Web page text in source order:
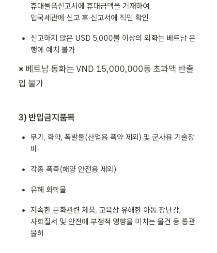
휴대물품신고서에 휴대금액을 기재하여
입국세관에 신고 후 신고서에 직인 확인
신고하지 않은 USD 5,000불 이상의 외화는 베트남 은
행에 예치 불가
※ 베트남 동화는 VND 15,000,000동 초과액 반출
입 불가
3) 반입금지품목
무기, 화약, 폭발물(산업용 폭약 제외) 및 군사용 기술장
비
각종 폭죽(해양 안전용 제외)
유해 화학물
저속한 문화관련 제품, 교육상 유해한 아동 장난감,
사회질서 및 안전에 부정적 영향을 미치는 물건 등 통관
불허